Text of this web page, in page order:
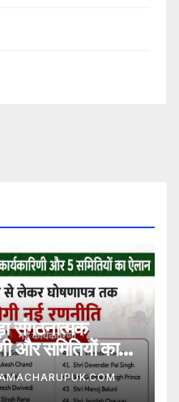
संगठनात्मक
और समितियों का